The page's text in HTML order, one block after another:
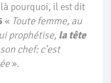
pourquoi, il est dit
« Toute femme, au
prophétise, la tête
chef: c’est
».